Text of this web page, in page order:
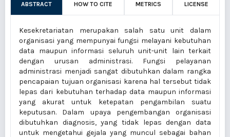
ABSTRACT HOW TO CITE METRICS LICENSE
Kesekretariatan merupakan salah satu unit dalam
organisasi yang mempunyai fungsi melayani kebutuhan
data maupun informasi seluruh unit-unit lain terkait
dengan urusan administrasi. Fungsi pelayanan
administrasi menjadi sangat dibutuhkan dalam rangka
pencapaian tujuan organisasi karena hal tersebut tidak
lepas dari kebutuhan terhadap data maupun informasi
yang akurat untuk ketepatan pengambilan suatu
keputusan. Dalam upaya pengembangan organisasi
dibutuhkan diagnosis, yang tidak lepas dengan data
untuk mengetahui gejala yang muncul sebagai bahan